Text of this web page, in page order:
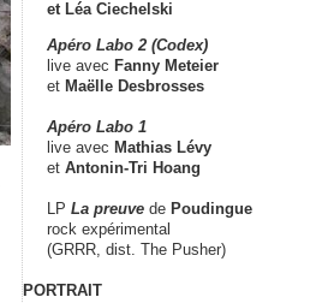
et Léa Ciechelski
Apéro Labo 2 (Codex)
live avec Fanny Meteier
et Maëlle Desbrosses
Apéro Labo 1
live avec Mathias Lévy
et Antonin-Tri Hoang
LP La preuve de Poudingue
rock expérimental
(GRRR, dist. The Pusher)
PORTRAIT